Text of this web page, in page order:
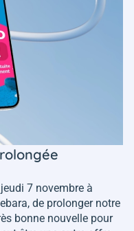
7 novembre à
de prolonger notre
bonne nouvelle pour